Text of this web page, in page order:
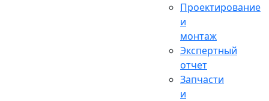
Проектирование
и
монтаж
Экспертный
отчет
Запчасти
и